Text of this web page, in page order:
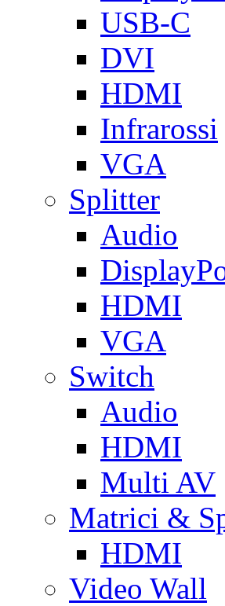
USB-C
DVI
HDMI
Infrarossi
VGA
Splitter
Audio
HDMI
VGA
Switch
Audio
HDMI
Multi AV
Matrici &
HDMI
Video Wall